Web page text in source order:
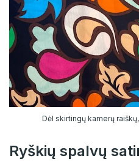
Dėl skirtingų kamerų
Ryškių spalvų